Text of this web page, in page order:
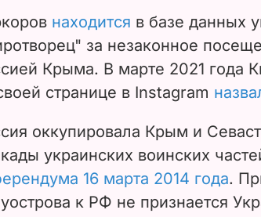
находится в базе данных
за незаконное
Крыма. В марте 2021 года
странице в Instagram
оккупировала Крым и
украинских воинских
16 марта 2014 года.
к РФ не признается